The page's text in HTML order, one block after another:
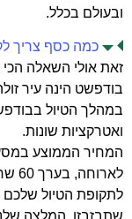
ובעולם בכלל.
כמה כסף צריך
זאת אולי השאלה
במהלך הטיול
ואטרקציות שונות.
לתקופת הטיול שלכם